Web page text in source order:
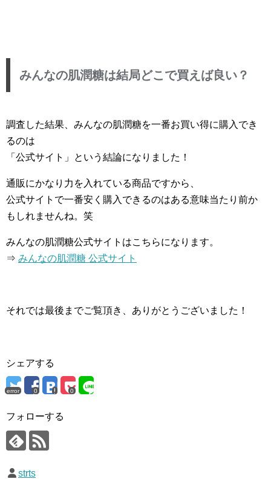
みんなの肌潤糖は結局どこで買えば良い？
調査した結果、みんなの肌潤糖を一番お買い得に購入でき
るのは
「公式サイト」という結論になりました！
通販にかなり力を入れている商品ですから、
公式サイトで一番安く購入できるのはある意味当たり前か
もしれませんね。笑
みんなの肌潤糖公式サイトはこちらになります。
⇒ みんなの肌潤糖 公式サイト
それでは最後までご覧頂き、ありがとうございました！
シェアする
error 0 0
フォローする
strts